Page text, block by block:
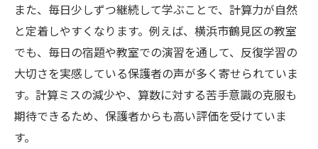
また、毎日少しずつ継続して学ぶことで、計算力が自然
と定着しやすくなります。例えば、横浜市鶴見区の教室
でも、毎日の宿題や教室での演習を通して、反復学習の
大切さを実感している保護者の声が多く寄せられていま
す。計算ミスの減少や、算数に対する苦手意識の克服も
期待できるため、保護者からも高い評価を受けていま
す。